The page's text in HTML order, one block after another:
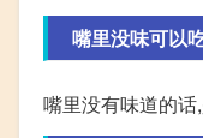
嘴里没味可以
嘴里没有味道的